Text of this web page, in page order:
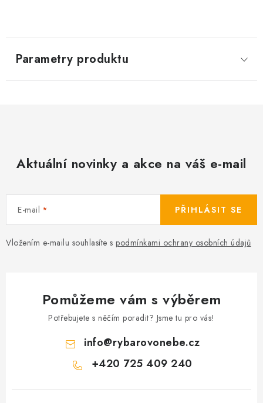
Parametry produktu
Aktuální novinky a akce na váš e-mail
E-mail
Vložením e-mailu souhlasíte s podmínkami ochrany osobních údajů
PŘIHLÁSIT SE
Pomůžeme vám s výběrem
Potřebujete s něčím poradit? Jsme tu pro vás!
info@rybarovonebe.cz
+420 725 409 240